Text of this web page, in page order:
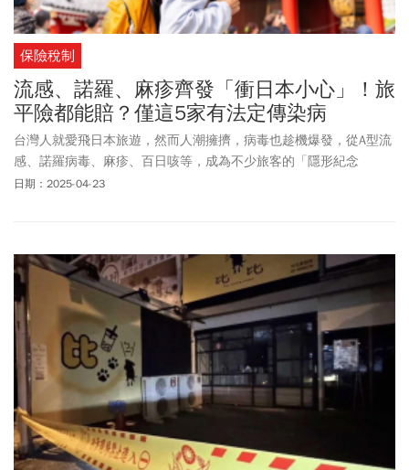
保險稅制
流感、諾羅、麻疹齊發「衝日本小心」！旅
平險都能賠？僅這5家有法定傳染病
台灣人就愛飛日本旅遊，然而人潮擁擠，病毒也趁機爆發，從A型流
感、諾羅病毒、麻疹、百日咳等，成為不少旅客的「隱形紀念
品」。有網友分享同事到日出差感染A型流感，回台後才短短2天就
病」，記得需要選擇納入法定傳染病的，才能夠順利得到理賠。目
前包括安達產物、臺灣產物、旺旺友聯、南山人壽、華南產物保險
線上投保，在海外突發疾病中，仍有含法定傳染病理賠。
日期：2025-04-23